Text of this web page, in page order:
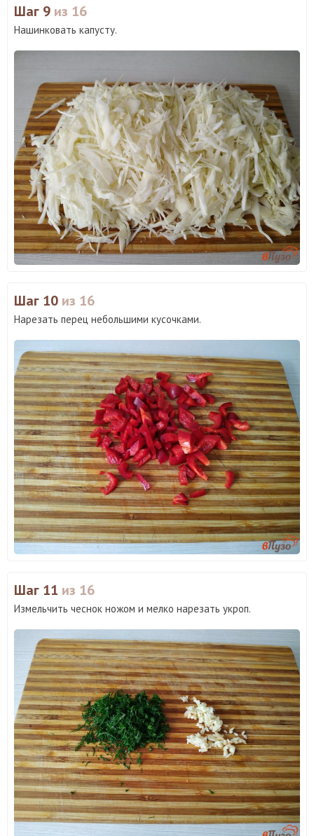
Шаг 9 из 16
Нашинковать капусту.
Шаг 10 из 16
Нарезать перец небольшими кусочками.
Шаг 11 из 16
Измельчить чеснок ножом и мелко нарезать укроп.